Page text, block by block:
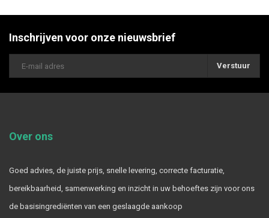
Inschrijven voor onze nieuwsbrief
Verstuur
Over ons
Goed advies, de juiste prijs, snelle levering, correcte facturatie,
bereikbaarheid, samenwerking en inzicht in uw behoeftes zijn voor ons
de basisingrediënten van een geslaagde aankoop